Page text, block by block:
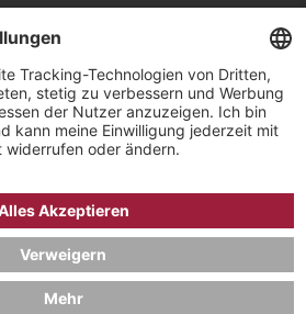
& Scher GmbH / Watchandco GmbH
IMPRESSUM
VERSANDKOSTEN